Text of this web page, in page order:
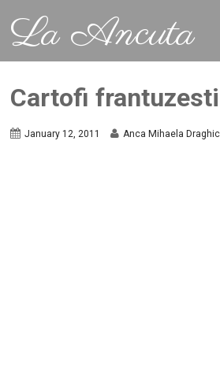
La Ancuta
Cartofi frantuzesti
January 12, 2011 Anca Mihaela